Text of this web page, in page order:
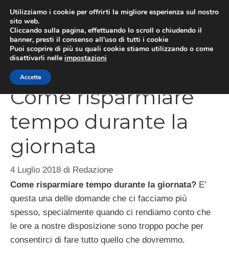
contenuto
Come risparmiare
tempo durante la
giornata
4 Luglio 2018 di Redazione
Come risparmiare tempo durante la giornata? E’
questa una delle domande che ci facciamo più
spesso, specialmente quando ci rendiamo conto che
le ore a nostre disposizione sono troppo poche per
consentirci di fare tutto quello che dovremmo.
Utilizziamo i cookie per offrirti la migliore esperienza sul nostro
sito web.
Cliccando sulla pagina, effettuando lo scroll o chiudendo il
banner, presti il consenso all’uso di tutti i cookie
Puoi scoprire di più su quali cookie stiamo utilizzando o come
disattivarli nelle impostazioni
Accetta